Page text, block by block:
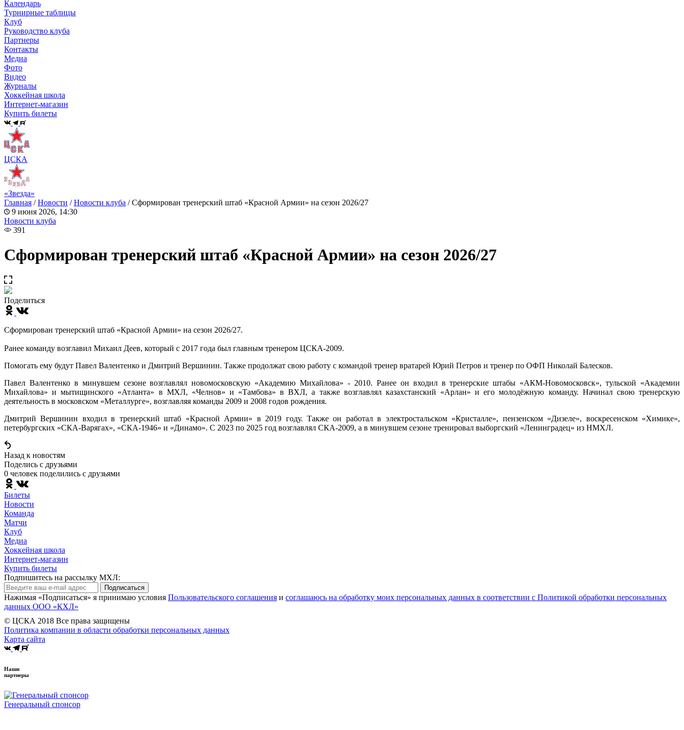
Календарь
Турнирные таблицы
Клуб
Руководство клуба
Партнеры
Контакты
Медиа
Фото
Видео
Журналы
Хоккейная школа
Интернет-магазин
Купить билеты
ЦСКА
«Звезда»
Главная /Новости /Новости клуба /Сформирован тренерский штаб «Красной Армии» на сезон 2026/27
9 июня 2026, 14:30
Новости клуба
391
Сформирован тренерский штаб «Красной Армии» на сезон 2026/27
Поделиться
Сформирован тренерский штаб «Красной Армии» на сезон 2026/27.
Ранее команду возглавил Михаил Деев, который с 2017 года был главным тренером ЦСКА-2009.
Помогать ему будут Павел Валентенко и Дмитрий Вершинин. Также продолжат свою работу с командой тренер вратарей Юрий Петров и тренер по ОФП Николай Балесков.
Павел Валентенко в минувшем сезоне возглавлял новомосковскую «Академию Михайлова» - 2010. Ранее он входил в тренерские штабы «АКМ-Новомосковск», тульской «Академии
Михайлова» и мытищинского «Атланта» в МХЛ, «Челнов» и «Тамбова» в ВХЛ, а также возглавлял казахстанский «Арлан» и его молодёжную команду. Начинал свою тренерскую
деятельность в московском «Металлурге», возглавляя команды 2009 и 2008 годов рождения.
Дмитрий Вершинин входил в тренерский штаб «Красной Армии» в 2019 году. Также он работал в электростальском «Кристалле», пензенском «Дизеле», воскресенском «Химике»,
петербургских «СКА-Варягах», «СКА-1946» и «Динамо». С 2023 по 2025 год возглавлял СКА-2009, а в минувшем сезоне тренировал выборгский «Ленинградец» из НМХЛ.
Назад к новостям
Поделись c друзьями
0 человек поделились c друзьями
Билеты
Новости
Команда
Матчи
Клуб
Медиа
Хоккейная школа
Интернет-магазин
Купить билеты
Подпишитесь на рассылку МХЛ:
Подписаться
Нажимая «Подписаться» я принимаю условия Пользовательского соглашения и соглашаюсь на обработку моих персональных данных в соответствии с Политикой обработки персональных
данных ООО «КХЛ»
© ЦСКА 2018 Все права защищены
Политика компании в области обработки персональных данных
Карта сайта
Наши
партнеры
Генеральный спонсор